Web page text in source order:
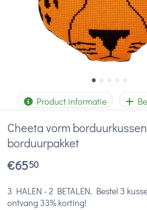
Product informatie
Cheeta vorm
borduurpakket
€6550
3 HALEN - 2 BETALEN. Bestel 3
ontvang 33% korting!